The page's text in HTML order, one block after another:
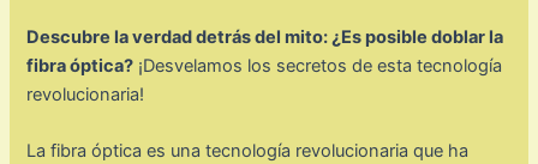
Descubre la verdad detrás del mito: ¿Es posible doblar la
fibra óptica? ¡Desvelamos los secretos de esta tecnología
revolucionaria!
La fibra óptica es una tecnología revolucionaria que ha